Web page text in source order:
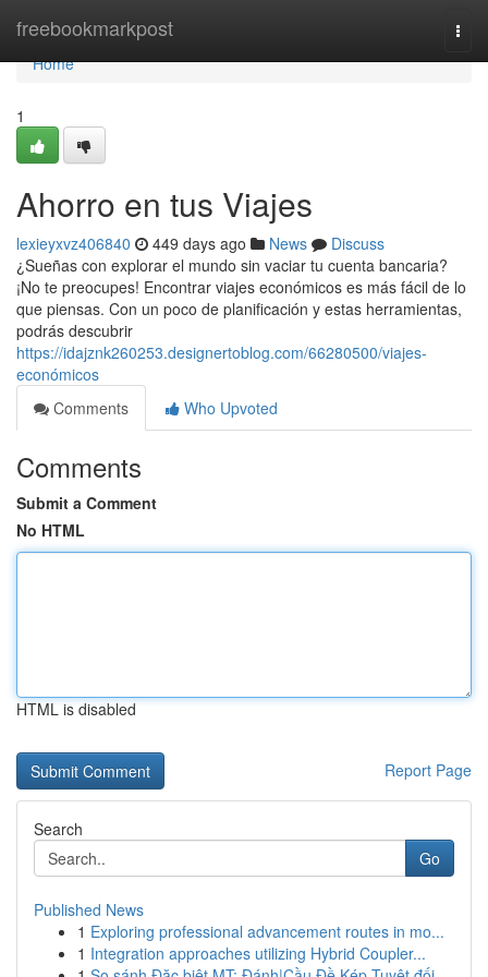
freebookmarkpost
Home
Home
1
Ahorro en tus Viajes
lexieyxvz406840 449 days ago News
Discuss
¿Sueñas con explorar el mundo sin vaciar tu cuenta bancaria?
¡No te preocupes! Encontrar viajes económicos es más fácil de lo
que piensas. Con un poco de planificación y estas herramientas,
podrás descubrir
https://idajznk260253.designertoblog.com/66280500/viajes-
económicos
Comments
Who Upvoted
Comments
Submit a Comment
No HTML
HTML is disabled
Report Page
Search
Go
Published News
1 Exploring professional advancement routes in mo...
1 Integration approaches utilizing Hybrid Coupler...